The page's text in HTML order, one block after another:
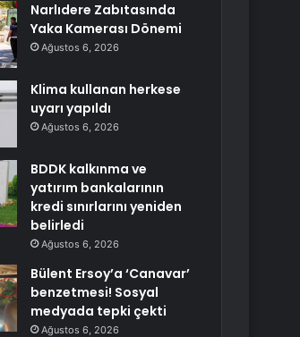
Narlıdere Zabıtasında
Yaka Kamerası Dönemi
Ağustos 6, 2026
Klima kullanan herkese
uyarı yapıldı
Ağustos 6, 2026
BDDK kalkınma ve
yatırım bankalarının
kredi sınırlarını yeniden
belirledi
Ağustos 6, 2026
Bülent Ersoy’a ‘Canavar’
benzetmesi! Sosyal
medyada tepki çekti
Ağustos 6, 2026